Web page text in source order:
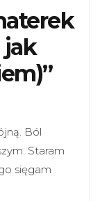
jak
Ból
Staram
sięgam